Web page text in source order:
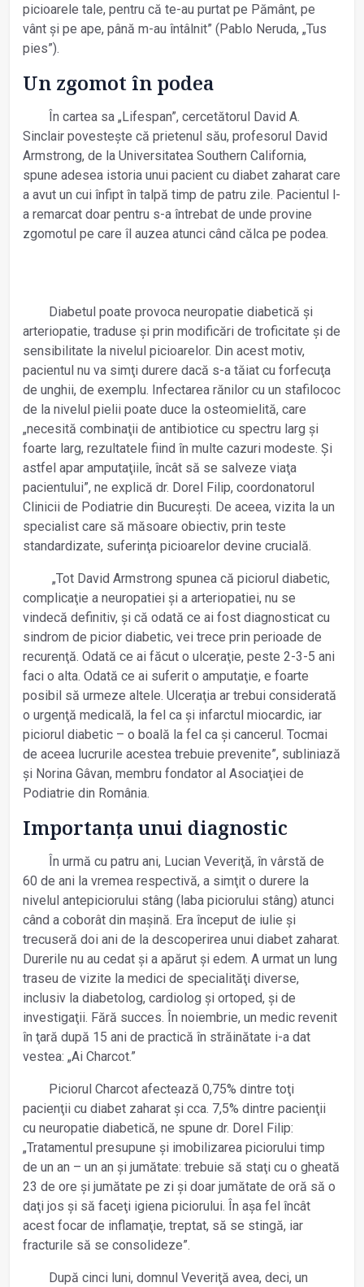
picioarele tale, pentru că te-au purtat pe Pământ, pe
vânt și pe ape, până m-au întâlnit” (Pablo Neruda, „Tus
pies”).
Un zgomot în podea
În cartea sa „Lifespan”, cercetătorul David A.
Sinclair povestește că prietenul său, profesorul David
Armstrong, de la Universitatea Southern California,
spune adesea istoria unui pacient cu diabet zaharat care
a avut un cui înfipt în talpă timp de patru zile. Pacientul l-
a remarcat doar pentru s-a întrebat de unde provine
zgomotul pe care îl auzea atunci când călca pe podea.
Diabetul poate provoca neuropatie diabetică și
arteriopatie, traduse și prin modificări de troficitate și de
sensibilitate la nivelul picioarelor. Din acest motiv,
pacientul nu va simţi durere dacă s-a tăiat cu forfecuţa
de unghii, de exemplu. Infectarea rănilor cu un stafilococ
de la nivelul pielii poate duce la osteomielită, care
„necesită combinaţii de antibiotice cu spectru larg și
foarte larg, rezultatele fiind în multe cazuri modeste. Și
astfel apar amputaţiile, încât să se salveze viaţa
pacientului”, ne explică dr. Dorel Filip, coordonatorul
Clinicii de Podiatrie din București. De aceea, vizita la un
specialist care să măsoare obiectiv, prin teste
standardizate, suferinţa picioarelor devine crucială.
„Tot David Armstrong spunea că piciorul diabetic,
complicaţie a neuropatiei și a arteriopatiei, nu se
vindecă definitiv, și că odată ce ai fost diagnosticat cu
sindrom de picior diabetic, vei trece prin perioade de
recurenţă. Odată ce ai făcut o ulceraţie, peste 2-3-5 ani
faci o alta. Odată ce ai suferit o amputaţie, e foarte
posibil să urmeze altele. Ulceraţia ar trebui considerată
o urgenţă medicală, la fel ca și infarctul miocardic, iar
piciorul diabetic – o boală la fel ca și cancerul. Tocmai
de aceea lucrurile acestea trebuie prevenite”, subliniază
și Norina Gâvan, membru fondator al Asociaţiei de
Podiatrie din România.
Importanţa unui diagnostic
În urmă cu patru ani, Lucian Veveriţă, în vârstă de
60 de ani la vremea respectivă, a simţit o durere la
nivelul antepiciorului stâng (laba piciorului stâng) atunci
când a coborât din mașină. Era început de iulie și
trecuseră doi ani de la descoperirea unui diabet zaharat.
Durerile nu au cedat și a apărut și edem. A urmat un lung
traseu de vizite la medici de specialităţi diverse,
inclusiv la diabetolog, cardiolog și ortoped, și de
investigaţii. Fără succes. În noiembrie, un medic revenit
în ţară după 15 ani de practică în străinătate i-a dat
vestea: „Ai Charcot.”
Piciorul Charcot afectează 0,75% dintre toţi
pacienţii cu diabet zaharat și cca. 7,5% dintre pacienţii
cu neuropatie diabetică, ne spune dr. Dorel Filip:
„Tratamentul presupune și imobilizarea piciorului timp
de un an – un an și jumătate: trebuie să staţi cu o gheată
23 de ore și jumătate pe zi și doar jumătate de oră să o
daţi jos și să faceţi igiena piciorului. În așa fel încât
acest focar de inflamaţie, treptat, să se stingă, iar
fracturile să se consolideze”.
După cinci luni, domnul Veveriţă avea, deci, un